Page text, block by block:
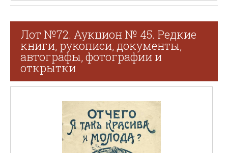
Лот №72. Аукцион № 45. Редкие
книги, рукописи, документы,
автографы, фотографии и
открытки